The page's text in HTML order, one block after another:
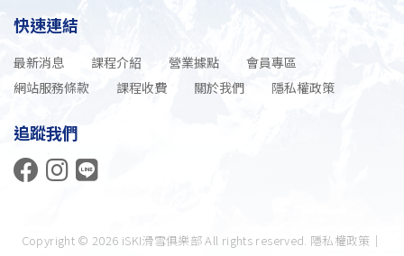
快速連結
最新消息 課程介紹 營業據點
會員專區
網站服務條款
課程收費 關於我們 隱私權政策
追蹤我們
Copyright © 2026 iSKI滑雪俱樂部 All rights reserved. 隱私權政策 ｜